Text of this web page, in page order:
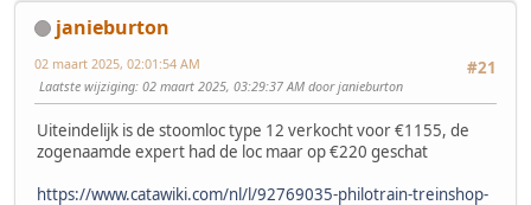
janieburton
#21
02 maart 2025, 02:01:54 AM
Laatste wijziging: 02 maart 2025, 03:29:37 AM door janieburton
Uiteindelijk is de stoomloc type 12 verkocht voor €1155, de
zogenaamde expert had de loc maar op €220 geschat
https://www.catawiki.com/nl/l/92769035-philotrain-treinshop-